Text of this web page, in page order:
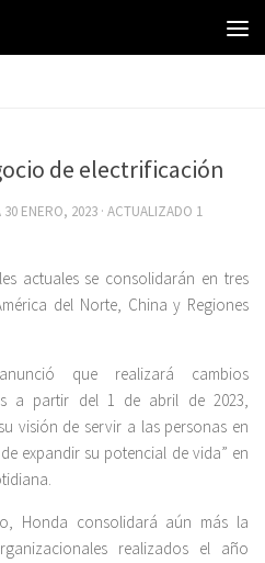
de electrificación
30 ENERO, 2023 · ACTUALIZADO 1
actuales se consolidarán en tres
del Norte, China y Regiones
que realizará cambios
a partir del 1 de abril de 2023,
visión de servir a las personas en
expandir su potencial de vida” en
Honda consolidará aún más la
realizados el año